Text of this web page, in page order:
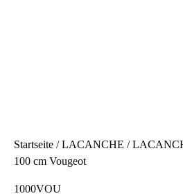
Startseite /LACANCHE /
100 cm Vougeot
1000VOU